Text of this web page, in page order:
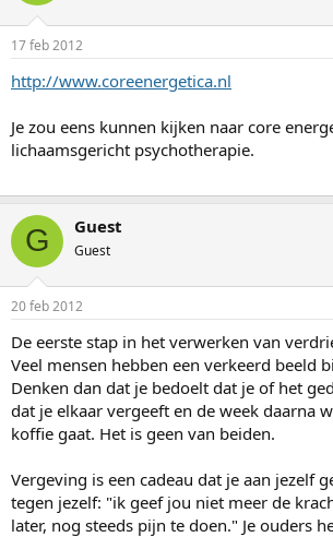
17 feb 2012
http://www.coreenergetica.nl
Je zou eens kunnen kijken naar core
lichaamsgericht psychotherapie.
G Guest
Guest
20 feb 2012
De eerste stap in het verwerken van
Veel mensen hebben een verkeerd beeld
Denken dan dat je bedoelt dat je of het
dat je elkaar vergeeft en de week daarna
koffie gaat. Het is geen van beiden.
Vergeving is een cadeau dat je aan jezelf
tegen jezelf: "ik geef jou niet meer de
later, nog steeds pijn te doen." Je ouders